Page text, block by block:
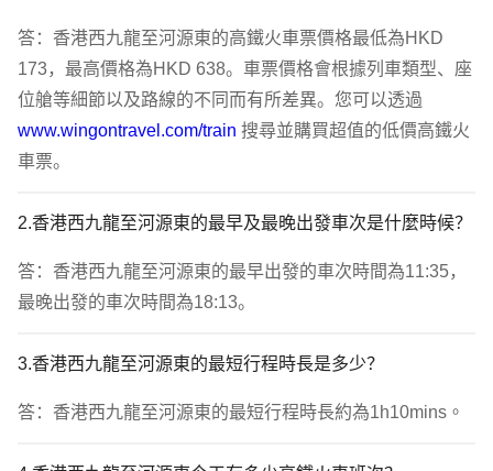
答：香港西九龍至河源東的高鐵火車票價格最低為HKD
173，最高價格為HKD 638。車票價格會根據列車類型、座
www.wingontravel.com/train 搜尋並購買超值的低價高鐵火
車票。
2.香港西九龍至河源東的最早及最晚出發車次是什麼時候？
答：香港西九龍至河源東的最早出發的車次時間為11:35，
最晚出發的車次時間為18:13。
3.香港西九龍至河源東的最短行程時長是多少？
答：香港西九龍至河源東的最短行程時長約為1h10mins。